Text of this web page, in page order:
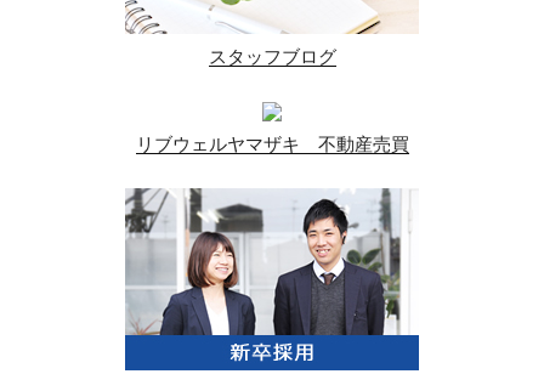
スタッフブログ
リブウェルヤマザキ 不動産売買